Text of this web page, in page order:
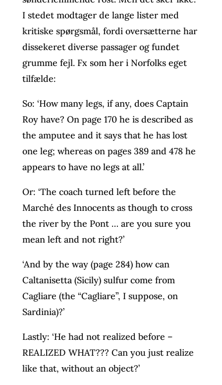
I stedet modtager de lange lister med
kritiske spørgsmål, fordi oversætterne har
dissekeret diverse passager og fundet
grumme fejl. Fx som her i Norfolks eget
tilfælde:
So: ‘How many legs, if any, does Captain
Roy have? On page 170 he is described as
the amputee and it says that he has lost
one leg; whereas on pages 389 and 478 he
appears to have no legs at all.’
Or: ‘The coach turned left before the
Marché des Innocents as though to cross
the river by the Pont … are you sure you
mean left and not right?’
‘And by the way (page 284) how can
Caltanisetta (Sicily) sulfur come from
Cagliare (the “Cagliare”, I suppose, on
Sardinia)?’
Lastly: ‘He had not realized before –
REALIZED WHAT??? Can you just realize
like that, without an object?’